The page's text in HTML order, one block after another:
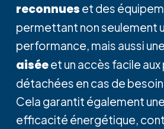
reconnues et des
permettant non seulement
performance, mais aussi une
aiséeet un accès facile
détachées en cas de
Cela garantit également
efficacité énergétique,